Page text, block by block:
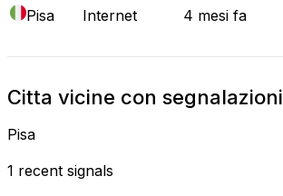
Pisa
Internet 4 mesi fa
Citta vicine con
Pisa
1 recent signals